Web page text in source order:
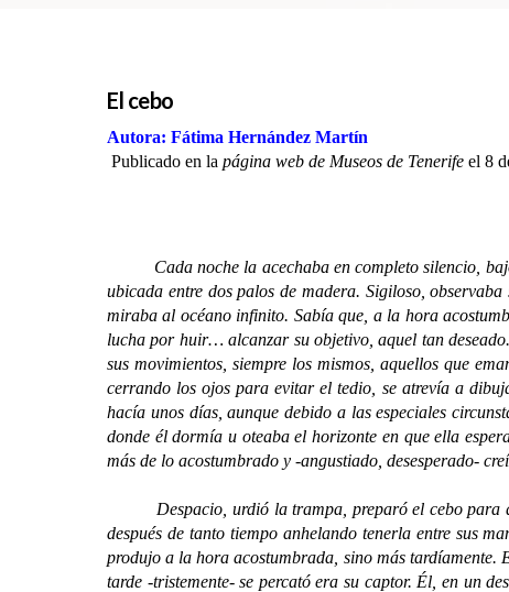
El cebo
Autora: Fátima Hernández Martín
Publicado en la página web de Museos de Tenerife el 8
Cada noche la acechaba en completo silencio, bajo
ubicada entre dos palos de madera. Sigiloso,
miraba al océano infinito. Sabía que, a la hora
lucha por huir… alcanzar su objetivo, aquel tan
sus movimientos, siempre los mismos, aquellos que
cerrando los ojos para evitar el tedio, se atrevía a
hacía unos días, aunque debido a las especiales
donde él dormía u oteaba el horizonte en que ella
más de lo acostumbrado y -angustiado, desesperado-
Despacio, urdió la trampa, preparó el cebo para
después de tanto tiempo anhelando tenerla entre sus
produjo a la hora acostumbrada, sino más tardíamente.
tarde -tristemente- se percató era su captor. Él, en un